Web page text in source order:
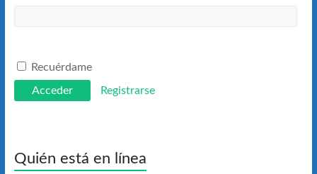
Recuérdame
Registrarse
Quién está en línea